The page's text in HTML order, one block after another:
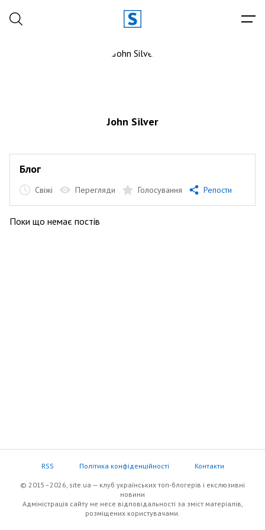
John Silver
Блог
Свіжі Перегляди Голосування Репости
Поки що немає постів
RSS Політика конфіденційності Контакти
© 2015–2026, site.ua — клуб українських топ-блогерів i екслюзивнi
новини
Адміністрація сайту не несе відповідальності за зміст матеріалів,
розміщених користувачами.